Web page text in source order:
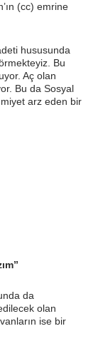
(cc) emrine
hususunda
Bu
Aç olan
Bu da Sosyal
arz eden bir
da
olan
ise bir